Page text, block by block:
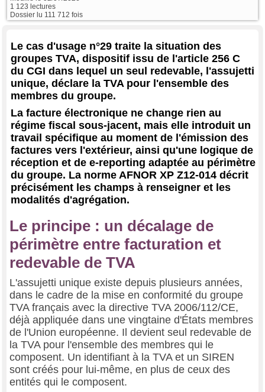
1 123 lectures
Dossier lu 111 712 fois
Le cas d'usage n°29 traite la situation des
groupes TVA, dispositif issu de l'article 256 C
du CGI dans lequel un seul redevable, l'assujetti
unique, déclare la TVA pour l'ensemble des
membres du groupe.
La facture électronique ne change rien au
régime fiscal sous-jacent, mais elle introduit un
travail spécifique au moment de l'émission des
factures vers l'extérieur, ainsi qu'une logique de
réception et de e-reporting adaptée au périmètre
du groupe. La norme AFNOR XP Z12-014 décrit
précisément les champs à renseigner et les
modalités d'agrégation.
Le principe : un décalage de
périmètre entre facturation et
redevable de TVA
L'assujetti unique existe depuis plusieurs années,
dans le cadre de la mise en conformité du groupe
TVA français avec la directive TVA 2006/112/CE,
déjà appliquée dans une vingtaine d'États membres
de l'Union européenne. Il devient seul redevable de
la TVA pour l'ensemble des membres qui le
composent. Un identifiant à la TVA et un SIREN
sont créés pour lui-même, en plus de ceux des
entités qui le composent.